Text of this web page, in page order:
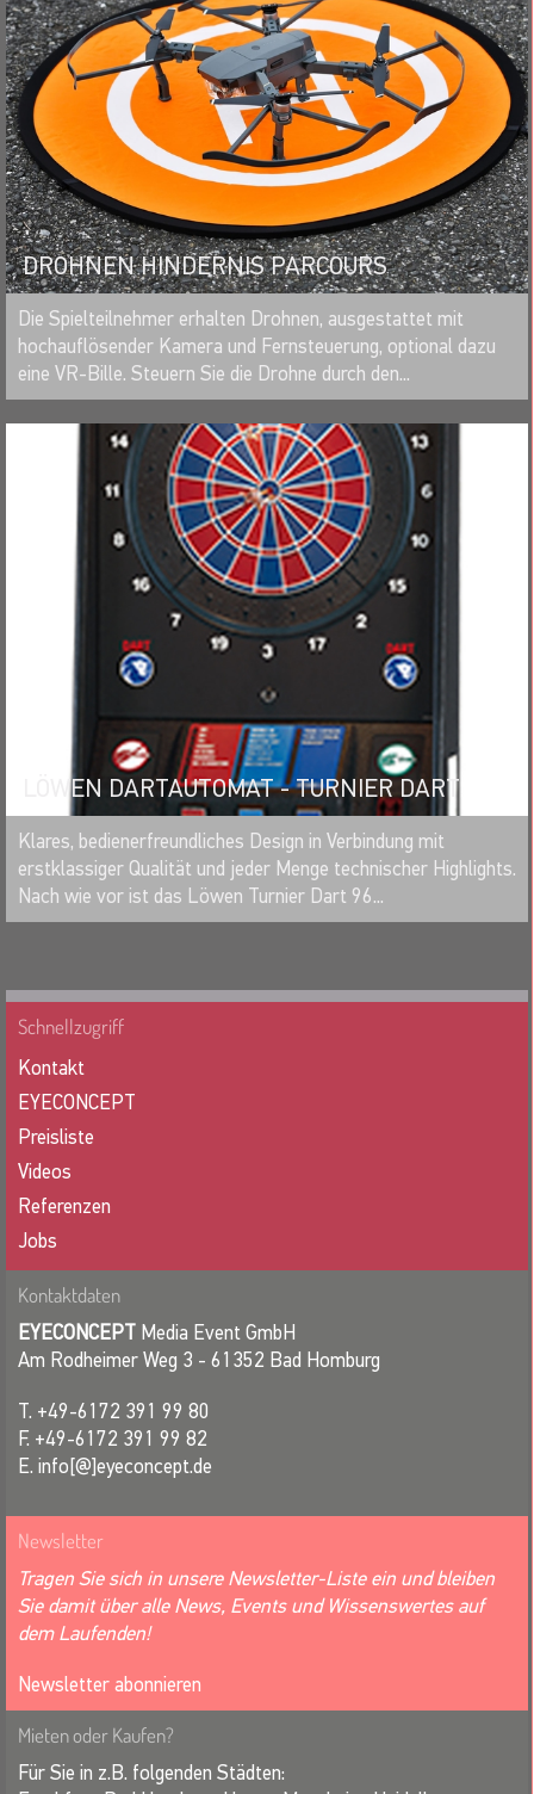
DROHNEN HINDERNIS PARCOURS
MERKEN
Die Spielteilnehmer erhalten Drohnen, ausgestattet mit
hochauflösender Kamera und Fernsteuerung, optional dazu
eine VR-Bille. Steuern Sie die Drohne durch den...
LÖWEN DARTAUTOMAT - TURNIER DART
MERKEN
Klares, bedienerfreundliches Design in Verbindung mit
erstklassiger Qualität und jeder Menge technischer Highlights.
Nach wie vor ist das Löwen Turnier Dart 96...
Schnellzugriff
Kontakt
EYECONCEPT
Preisliste
Videos
Referenzen
Jobs
Kontaktdaten
EYECONCEPT Media Event GmbH
Am Rodheimer Weg 3 - 61352 Bad Homburg
T. +49-6172 391 99 80
F. +49-6172 391 99 82
E. info[@]eyeconcept.de
Newsletter
Tragen Sie sich in unsere Newsletter-Liste ein und bleiben
Sie damit über alle News, Events und Wissenswertes auf
dem Laufenden!
Newsletter abonnieren
Mieten oder Kaufen?
Für Sie in z.B. folgenden Städten: